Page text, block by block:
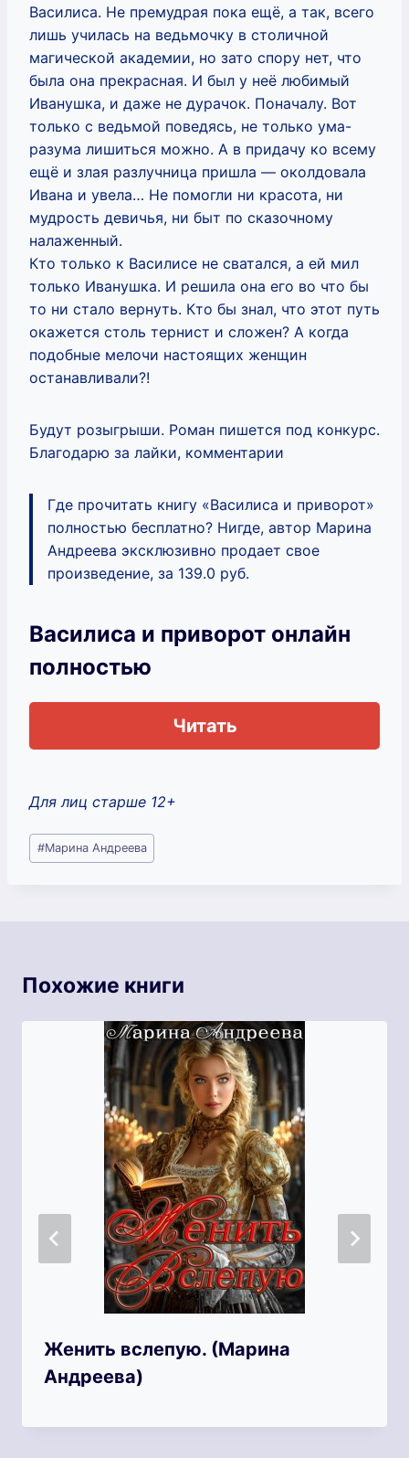
Василиса. Не премудрая пока ещё, а так, всего
лишь училась на ведьмочку в столичной
магической академии, но зато спору нет, что
была она прекрасная. И был у неё любимый
Иванушка, и даже не дурачок. Поначалу. Вот
только с ведьмой поведясь, не только ума-
разума лишиться можно. А в придачу ко всему
ещё и злая разлучница пришла — околдовала
Ивана и увела… Не помогли ни красота, ни
мудрость девичья, ни быт по сказочному
налаженный.
Кто только к Василисе не сватался, а ей мил
только Иванушка. И решила она его во что бы
то ни стало вернуть. Кто бы знал, что этот путь
окажется столь тернист и сложен? А когда
подобные мелочи настоящих женщин
останавливали?!
Будут розыгрыши. Роман пишется под конкурс.
Благодарю за лайки, комментарии
Где прочитать книгу «Василиса и приворот»
полностью бесплатно? Нигде, автор Марина
Андреева эксклюзивно продает свое
произведение, за 139.0 руб.
Василиса и приворот онлайн
полностью
Читать
Для лиц старше 12+
Метки
записи:
#Марина Андреева
Похожие книги
Женить вслепую. (Марина
Андреева)